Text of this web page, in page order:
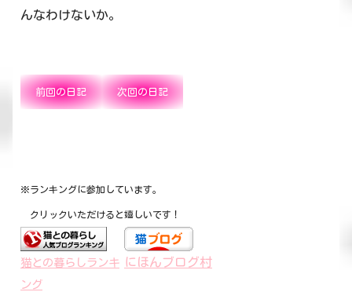
んなわけないか。
前回の日記 次回の日記
※ランキングに参加しています。
クリックいただけると嬉しいです！
猫との暮らしランキ
ング
にほんブログ村